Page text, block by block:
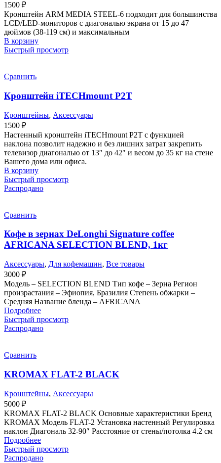
1500 ₽
Кронштейн ARM MEDIA STEEL-6 подходит для большинства
LCD/LED-мониторов с диагональю экрана от 15 до 47
дюймов (38-119 см) и максимальным
В корзину
Быстрый просмотр
Сравнить
Кронштейн iTECHmount P2T
Кронштейны, Аксессуары
1500 ₽
Настенный кронштейн iTECHmount P2T с функцией
наклона позволит надежно и без лишних затрат закрепить
телевизор диагональю от 13″ до 42″ и весом до 35 кг на стене
Вашего дома или офиса.
В корзину
Быстрый просмотр
Распродано
Сравнить
Кофе в зернах DeLonghi Signature coffee
AFRICANA SELECTION BLEND, 1кг
Аксессуары, Для кофемашин, Все товары
3000 ₽
Модель – SELECTION BLEND Тип кофе – Зерна Регион
произрастания – Эфиопия, Бразилия Степень обжарки –
Средняя Название бленда – AFRICANA
Подробнее
Быстрый просмотр
Распродано
Сравнить
KROMAX FLAT-2 BLACK
Кронштейны, Аксессуары
5000 ₽
KROMAX FLAT-2 BLACK Основные характеристики Бренд
KROMAX Модель FLAT-2 Установка настенный Регулировка
наклон Диагональ 32-90″ Расстояние от стены/потолка 4.2 см
Подробнее
Быстрый просмотр
Распродано